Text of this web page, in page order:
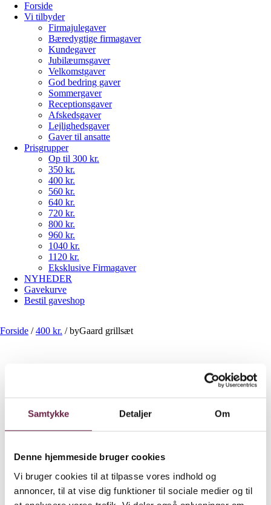
Samtykke Detaljer Om
Denne hjemmeside bruger cookies
Vi bruger cookies til at tilpasse vores indhold og
annoncer, til at vise dig funktioner til sociale medier og til
Forside
Vi tilbyder
Firmajulegaver
Bæredygtige firmagaver
Kundegaver
Jubilæumsgaver
Velkomstgaver
God bedring gaver
Sommergaver
Receptionsgaver
Afskedsgaver
Lejlighedsgaver
Gaver til ansatte
Prisgrupper
Op til 300 kr.
350 kr.
400 kr.
560 kr.
640 kr.
720 kr.
800 kr.
960 kr.
1040 kr.
1120 kr.
Eksklusive Firmagaver
NYHEDER
Gavekurve
Bestil gaveshop
Forside /400 kr. /byGaard grillsæt
byGaard grillsæt
DKK
Available on backorder
byGaard grillsæt antal